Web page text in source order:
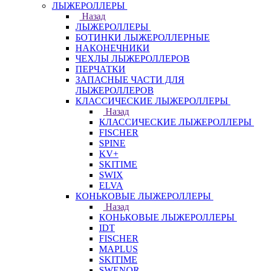
ЛЫЖЕРОЛЛЕРЫ
Назад
ЛЫЖЕРОЛЛЕРЫ
БОТИНКИ ЛЫЖЕРОЛЛЕРНЫЕ
НАКОНЕЧНИКИ
ЧЕХЛЫ ЛЫЖЕРОЛЛЕРОВ
ПЕРЧАТКИ
ЗАПАСНЫЕ ЧАСТИ ДЛЯ
ЛЫЖЕРОЛЛЕРОВ
КЛАССИЧЕСКИЕ ЛЫЖЕРОЛЛЕРЫ
Назад
КЛАССИЧЕСКИЕ ЛЫЖЕРОЛЛЕРЫ
FISCHER
SPINE
KV+
SKITIME
SWIX
ELVA
КОНЬКОВЫЕ ЛЫЖЕРОЛЛЕРЫ
Назад
КОНЬКОВЫЕ ЛЫЖЕРОЛЛЕРЫ
IDT
FISCHER
MAPLUS
SKITIME